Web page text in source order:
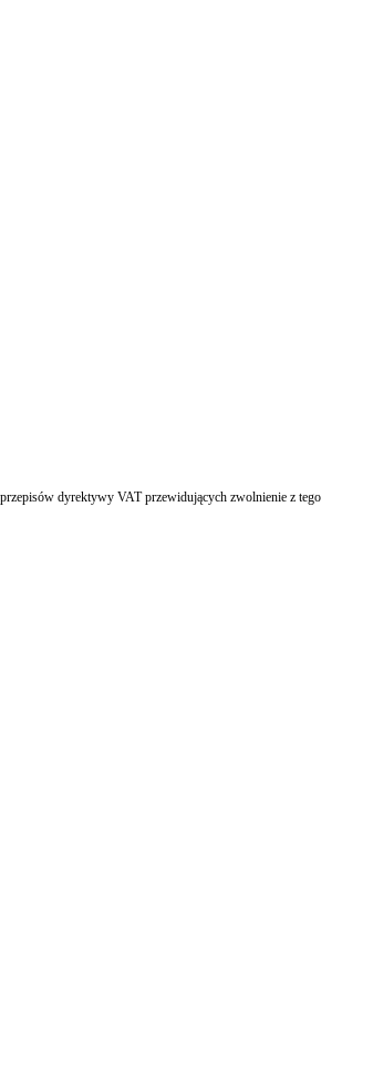
dyrektywy VAT przewidujących zwolnienie z tego